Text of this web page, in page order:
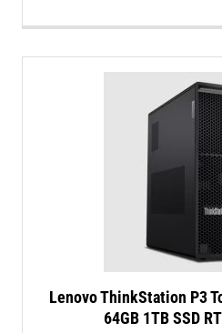
Lenovo ThinkStation P3
64GB 1TB SSD